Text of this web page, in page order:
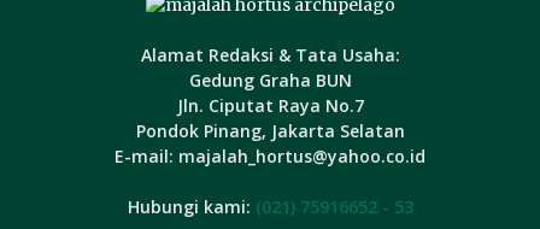
Alamat Redaksi & Tata Usaha:
Gedung Graha BUN
Jln. Ciputat Raya No.7
Pondok Pinang, Jakarta Selatan
E-mail: majalah_hortus@yahoo.co.id
Hubungi kami: (021) 75916652 - 53